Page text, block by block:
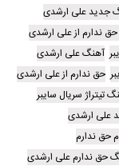
جدید علی ارشدی
ندارم از علی ارشدی
آهنگ علی ارشدی
حق ندارم از علی ارشدی
تیتراژ سریال سایبر
علی ارشدی
حق ندارم
حق ندارم علی ارشدی